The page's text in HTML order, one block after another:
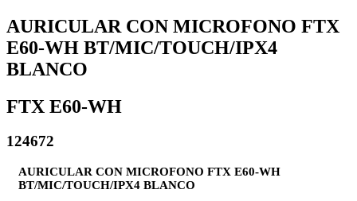
AURICULAR CON MICROFONO FTX
E60-WH BT/MIC/TOUCH/IPX4
BLANCO
FTX E60-WH
124672
AURICULAR CON MICROFONO FTX E60-WH
BT/MIC/TOUCH/IPX4 BLANCO